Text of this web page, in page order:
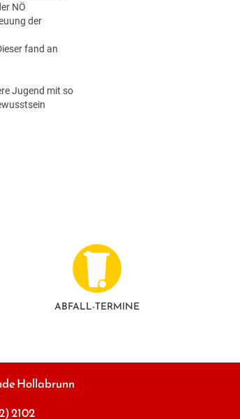
NÖ
der
fand an
Jugend mit so
ABFALL-TERMINE
Hollabrunn
2102